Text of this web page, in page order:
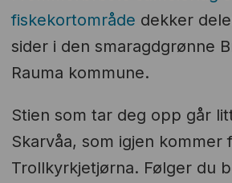
fiskekortområde dekker
sider i den smaragdgrønne
Rauma kommune.
Stien som tar deg opp går
Skarvåa, som igjen kommer
Trollkyrkjetjørna. Følger du